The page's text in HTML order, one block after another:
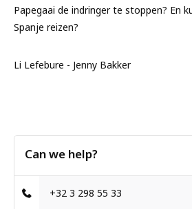
Papegaai de indringer te stoppen? En
Spanje reizen?
Li Lefebure - Jenny Bakker
Can we help?
+32 3 298 55 33